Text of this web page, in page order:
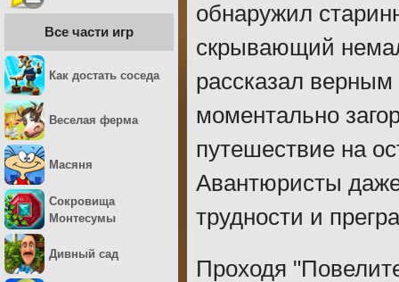
обнаружил
скрывающий
рассказал
моментально
путешествие на
Авантюристы
трудности и
Проходя
Все части игр
Как достать соседа
Веселая ферма
Масяня
Сокровища
Монтесумы
Дивный сад